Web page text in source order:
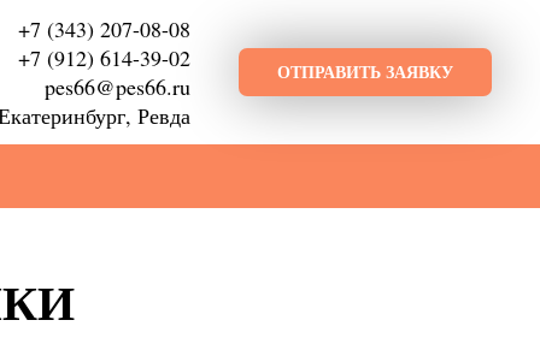
+7 (343) 207-08-08
+7 (912) 614-39-02
pes66@pes66.ru
Ревда
ОТПРАВИТЬ ЗАЯВКУ